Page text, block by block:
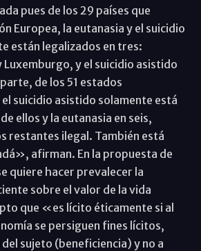
pues de los 29 países que
Europea, la eutanasia y el suicidio
están legalizados en tres:
Luxemburgo, y el suicidio asistido
de los 51 estados
suicidio asistido solamente está
ellos y la eutanasia en seis,
restantes ilegal. También está
afirman. En la propuesta de
quiere hacer prevalecer la
sobre el valor de la vida
que «es lícito éticamente si al
se persiguen fines lícitos,
sujeto (beneficiencia) y no a